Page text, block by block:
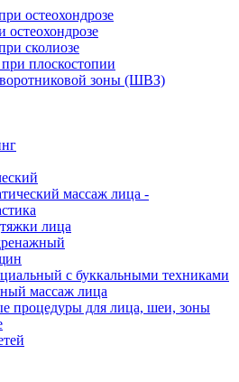
остеохондрозе
сколиозе
плоскостопии
зоны (ШВЗ)
массаж лица -
лица
с буккальными техниками
массаж лица
процедуры для лица, шеи, зоны